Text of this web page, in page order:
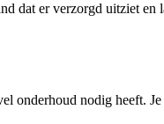
dat er verzorgd uitziet
onderhoud nodig heeft.